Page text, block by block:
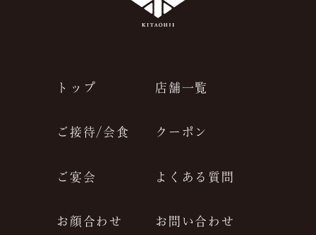
サイトマップ
トップ
ご接待/会食
ご宴会
お顔合わせ
店舗一覧
クーポン
よくある質問
お問い合わせ